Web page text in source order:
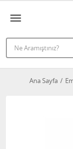
Ana Sayfa